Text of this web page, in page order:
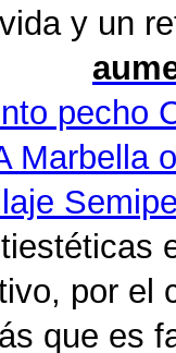
vida y un
por
que es